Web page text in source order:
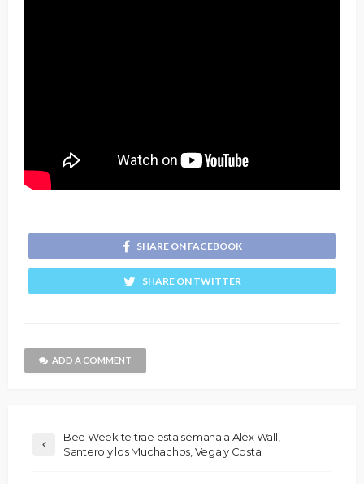
SHARE ON FACEBOOK
SHARE ON TWITTER
ADD A COMMENT
Bee Week te trae esta semana a Alex Wall,
Santero y los Muchachos, Vega y Costa